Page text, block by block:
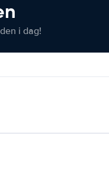
i dag!